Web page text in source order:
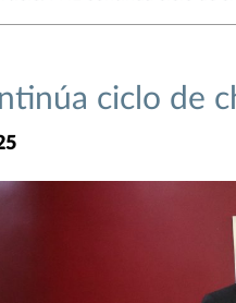
ciclo de